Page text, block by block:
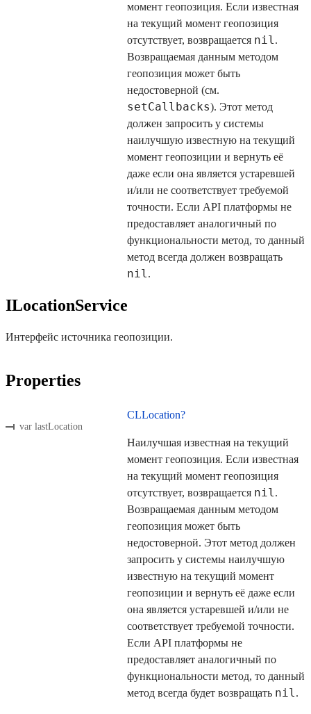
момент геопозиция. Если известная
на текущий момент геопозиция
отсутствует, возвращается nil.
Возвращаемая данным методом
геопозиция может быть
недостоверной (см.
setCallbacks). Этот метод
должен запросить у системы
наилучшую известную на текущий
момент геопозиции и вернуть её
даже если она является устаревшей
и/или не соответствует требуемой
точности. Если API платформы не
предоставляет аналогичный по
функциональности метод, то данный
метод всегда должен возвращать
nil.
ILocationService
Интерфейс источника геопозиции.
Properties
var lastLocation
CLLocation?
Наилучшая известная на текущий
момент геопозиция. Если известная
на текущий момент геопозиция
отсутствует, возвращается nil.
Возвращаемая данным методом
геопозиция может быть
недостоверной. Этот метод должен
запросить у системы наилучшую
известную на текущий момент
геопозиции и вернуть её даже если
она является устаревшей и/или не
соответствует требуемой точности.
Если API платформы не
предоставляет аналогичный по
функциональности метод, то данный
метод всегда будет возвращать nil.